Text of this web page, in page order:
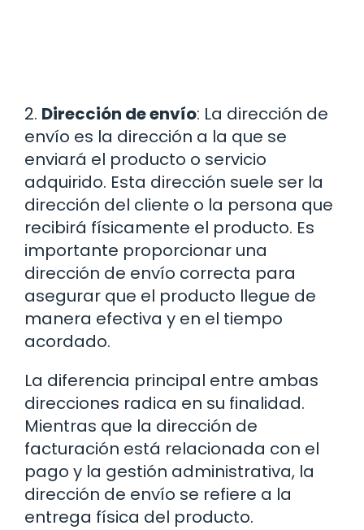
2. Dirección de envío: La dirección de
envío es la dirección a la que se
enviará el producto o servicio
adquirido. Esta dirección suele ser la
dirección del cliente o la persona que
recibirá físicamente el producto. Es
importante proporcionar una
dirección de envío correcta para
asegurar que el producto llegue de
manera efectiva y en el tiempo
acordado.
La diferencia principal entre ambas
direcciones radica en su finalidad.
Mientras que la dirección de
facturación está relacionada con el
pago y la gestión administrativa, la
dirección de envío se refiere a la
entrega física del producto.